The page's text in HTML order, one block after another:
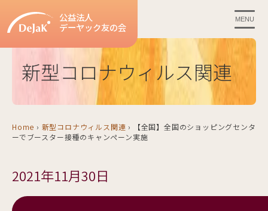
公益法人
デーヤック友の会
MENU
新型コロナウィルス関連
Home › 新型コロナウィルス関連 ›
【全国】全国のショッピングセンタ
ーでブースター接種のキャンペーン実施
2021年11月30日